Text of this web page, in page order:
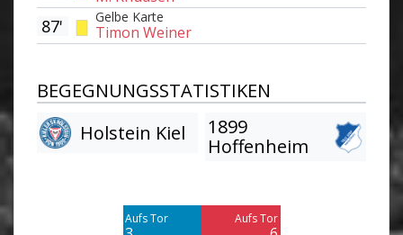
Gelbe Karte
Timon Weiner
87'
BEGEGNUNGSSTATISTIKEN
Holstein Kiel
1899
Hoffenheim
Aufs Tor Aufs Tor